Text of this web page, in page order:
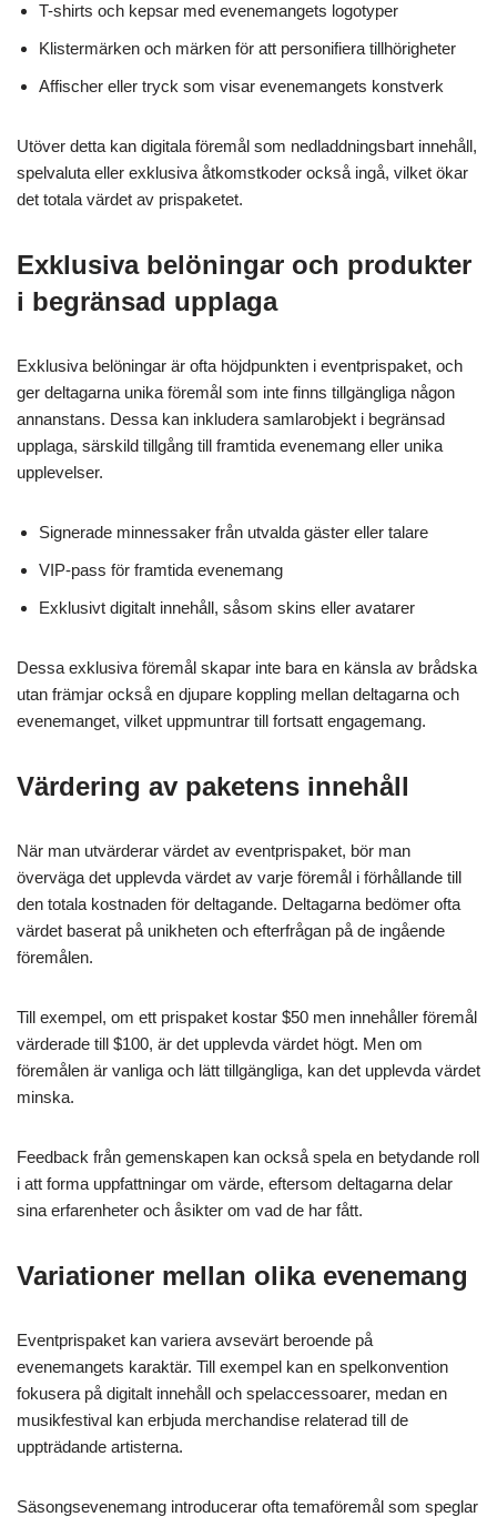
T-shirts och kepsar med evenemangets logotyper
Klistermärken och märken för att personifiera tillhörigheter
Affischer eller tryck som visar evenemangets konstverk
Utöver detta kan digitala föremål som nedladdningsbart innehåll,
spelvaluta eller exklusiva åtkomstkoder också ingå, vilket ökar
det totala värdet av prispaketet.
Exklusiva belöningar och produkter
i begränsad upplaga
Exklusiva belöningar är ofta höjdpunkten i eventprispaket, och
ger deltagarna unika föremål som inte finns tillgängliga någon
annanstans. Dessa kan inkludera samlarobjekt i begränsad
upplaga, särskild tillgång till framtida evenemang eller unika
upplevelser.
Signerade minnessaker från utvalda gäster eller talare
VIP-pass för framtida evenemang
Exklusivt digitalt innehåll, såsom skins eller avatarer
Dessa exklusiva föremål skapar inte bara en känsla av brådska
utan främjar också en djupare koppling mellan deltagarna och
evenemanget, vilket uppmuntrar till fortsatt engagemang.
Värdering av paketens innehåll
När man utvärderar värdet av eventprispaket, bör man
överväga det upplevda värdet av varje föremål i förhållande till
den totala kostnaden för deltagande. Deltagarna bedömer ofta
värdet baserat på unikheten och efterfrågan på de ingående
föremålen.
Till exempel, om ett prispaket kostar $50 men innehåller föremål
värderade till $100, är det upplevda värdet högt. Men om
föremålen är vanliga och lätt tillgängliga, kan det upplevda värdet
minska.
Feedback från gemenskapen kan också spela en betydande roll
i att forma uppfattningar om värde, eftersom deltagarna delar
sina erfarenheter och åsikter om vad de har fått.
Variationer mellan olika evenemang
Eventprispaket kan variera avsevärt beroende på
evenemangets karaktär. Till exempel kan en spelkonvention
fokusera på digitalt innehåll och spelaccessoarer, medan en
musikfestival kan erbjuda merchandise relaterad till de
uppträdande artisterna.
Säsongsevenemang introducerar ofta temaföremål som speglar